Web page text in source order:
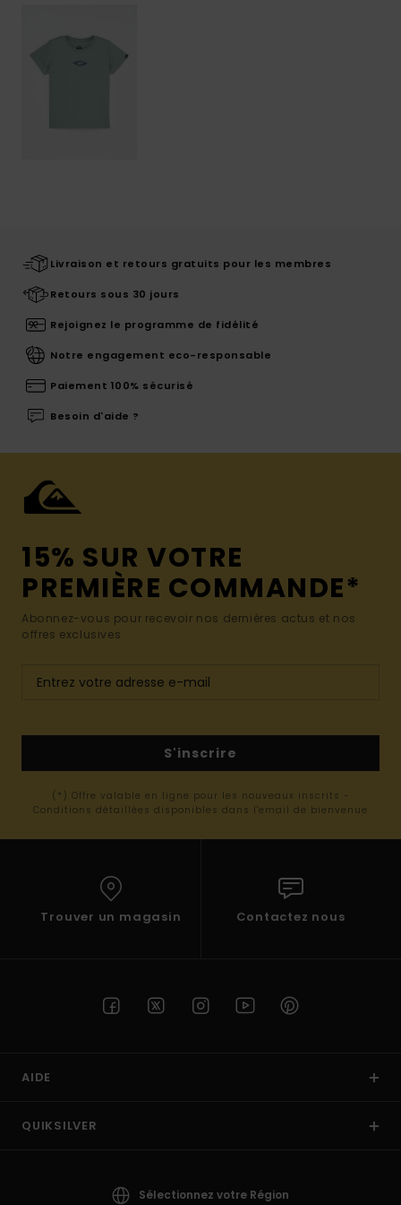
Livraison et retours gratuits pour les membres
Retours sous 30 jours
Rejoignez le programme de fidélité
Notre engagement eco-responsable
Paiement 100% sécurisé
Besoin d'aide ?
15% SUR VOTRE
PREMIÈRE COMMANDE*
Abonnez-vous pour recevoir nos dernières actus et nos
offres exclusives.
S'inscrire
(*) Offre valable en ligne pour les nouveaux inscrits -
Conditions détaillées disponibles dans l'email de bienvenue
Trouver un magasin Contactez nous
AIDE
QUIKSILVER
Sélectionnez votre Région